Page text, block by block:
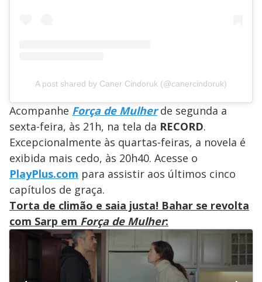
A post shared by Caner Cindoruk (@canercindoruk)
Acompanhe Força de Mulherde segunda a
sexta-feira, às 21h, na tela da RECORD.
Excepcionalmente às quartas-feiras, a novela é
exibida mais cedo, às 20h40. Acesse o
PlayPlus.com para assistir aos últimos cinco
capítulos de graça.
Torta de climão e saia justa! Bahar se revolta
com Sarp em Força de Mulher: